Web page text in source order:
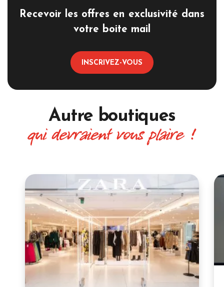
Recevoir les offres en exclusivité dans
votre boite mail
INSCRIVEZ-VOUS
Autre boutiques
qui devraient vous plaire !